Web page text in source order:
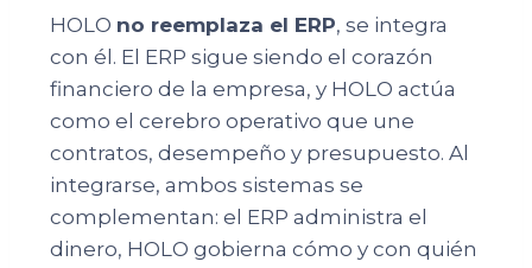
HOLO no reemplaza el ERP, se integra
con él. El ERP sigue siendo el corazón
financiero de la empresa, y HOLO actúa
como el cerebro operativo que une
contratos, desempeño y presupuesto. Al
integrarse, ambos sistemas se
complementan: el ERP administra el
dinero, HOLO gobierna cómo y con quién